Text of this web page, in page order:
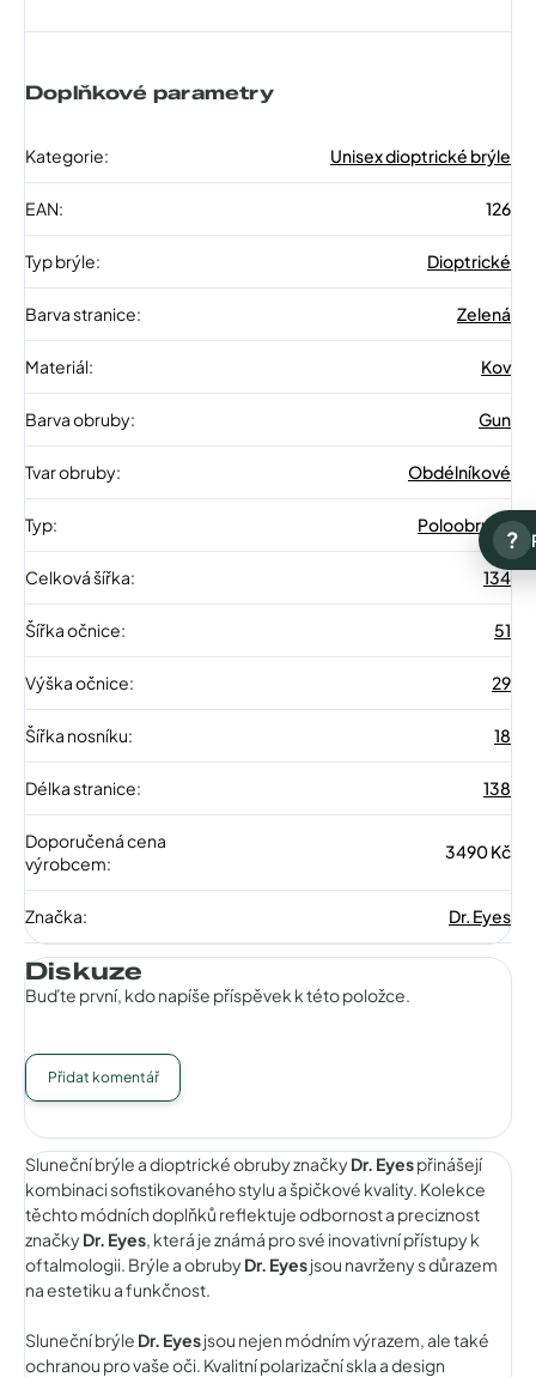
Doplňkové parametry
Kategorie: Unisex dioptrické brýle
EAN: 126
Typ brýle: Dioptrické
Barva stranice: Zelená
Materiál: Kov
Barva obruby: Gun
Tvar obruby: Obdélníkové
Typ: Poloobruba
Celková šířka: 134
Šířka očnice: 51
Výška očnice: 29
Šířka nosníku: 18
Délka stranice: 138
Doporučená cena
výrobcem:
3490 Kč
Značka: Dr. Eyes
Diskuze
Buďte první, kdo napíše příspěvek k této položce.
Přidat komentář
Sluneční brýle a dioptrické obruby značkyDr. Eyespřinášejí
kombinaci sofistikovaného stylu a špičkové kvality. Kolekce
těchto módních doplňků reflektuje odbornost a preciznost
značkyDr. Eyes, která je známá pro své inovativní přístupy k
oftalmologii. Brýle a obrubyDr. Eyesjsou navrženy s důrazem
na estetiku a funkčnost.
Sluneční brýle Dr. Eyesjsou nejen módním výrazem, ale také
ochranou pro vaše oči. Kvalitní polarizační skla a design
?